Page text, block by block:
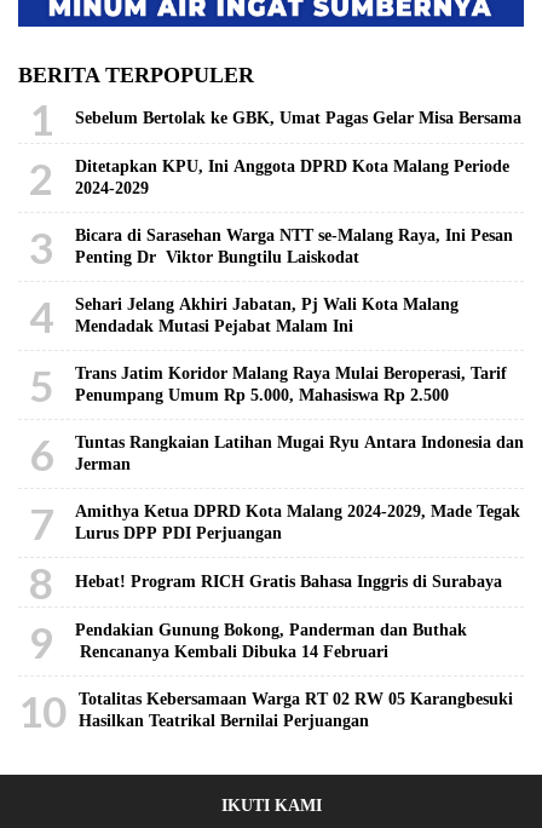
BERITA TERPOPULER
1 Sebelum Bertolak ke GBK, Umat Pagas Gelar Misa Bersama
2
Ditetapkan KPU, Ini Anggota DPRD Kota Malang Periode
2024-2029
3
Bicara di Sarasehan Warga NTT se-Malang Raya, Ini Pesan
Penting Dr Viktor Bungtilu Laiskodat
4
Sehari Jelang Akhiri Jabatan, Pj Wali Kota Malang
Mendadak Mutasi Pejabat Malam Ini
5
Trans Jatim Koridor Malang Raya Mulai Beroperasi, Tarif
Penumpang Umum Rp 5.000, Mahasiswa Rp 2.500
6
Tuntas Rangkaian Latihan Mugai Ryu Antara Indonesia dan
Jerman
7
Amithya Ketua DPRD Kota Malang 2024-2029, Made Tegak
Lurus DPP PDI Perjuangan
8 Hebat! Program RICH Gratis Bahasa Inggris di Surabaya
9
Pendakian Gunung Bokong, Panderman dan Buthak
Rencananya Kembali Dibuka 14 Februari
10
Totalitas Kebersamaan Warga RT 02 RW 05 Karangbesuki
Hasilkan Teatrikal Bernilai Perjuangan
IKUTI KAMI